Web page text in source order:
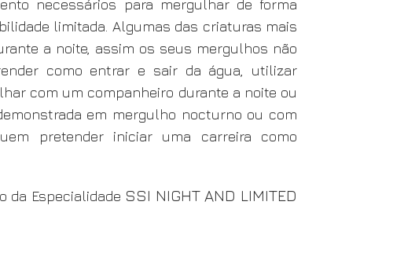
necessários para mergulhar de forma
limitada. Algumas das criaturas mais
a noite, assim os seus mergulhos não
como entrar e sair da água, utilizar
com um companheiro durante a noite ou
em mergulho nocturno ou com
pretender iniciar uma carreira como
da Especialidade SSI NIGHT AND LIMITED